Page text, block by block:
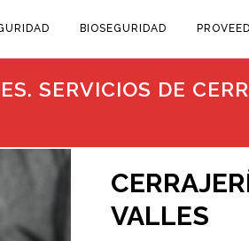
BIOSEGURIDAD
SERVICIOS DE
VALLES